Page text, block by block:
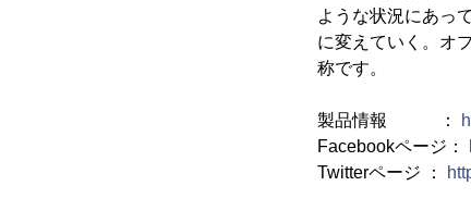
ような状況にあっ
に変えていく。オ
称です。
製品情報 ：
Facebookページ：
Twitterページ ：